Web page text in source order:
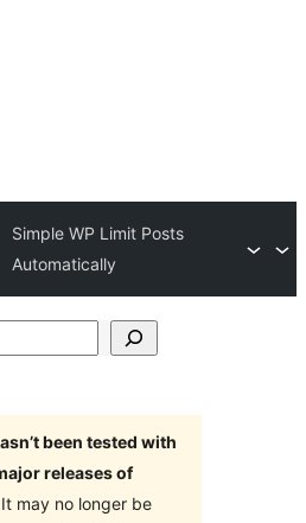
Simple WP Limit Posts
Automatically
been tested with
releases of
may no longer be